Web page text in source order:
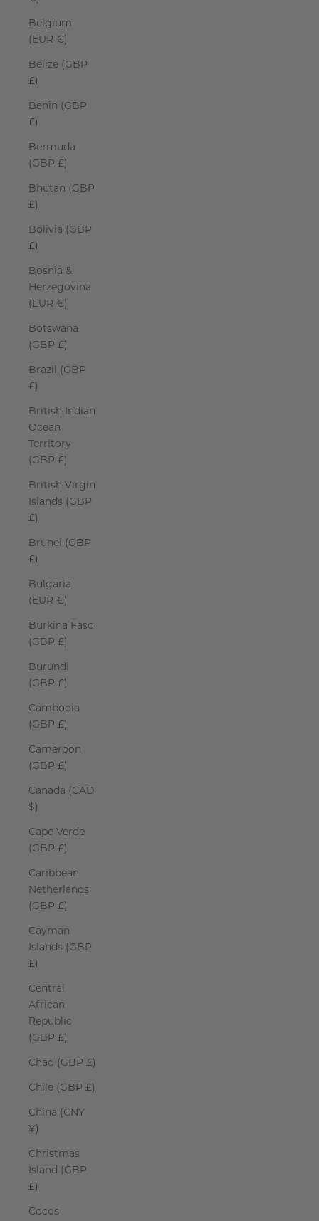
Belgium
(EUR €)
Belize (GBP
£)
Benin (GBP
£)
Bermuda
(GBP £)
Bhutan (GBP
£)
Bolivia (GBP
£)
Bosnia &
Herzegovina
(EUR €)
Botswana
(GBP £)
Brazil (GBP
£)
British Indian
Ocean
Territory
(GBP £)
British Virgin
Islands (GBP
£)
Brunei (GBP
£)
Bulgaria
(EUR €)
Burkina Faso
(GBP £)
Burundi
(GBP £)
Cambodia
(GBP £)
Cameroon
(GBP £)
Canada (CAD
$)
Cape Verde
(GBP £)
Caribbean
Netherlands
(GBP £)
Cayman
Islands (GBP
£)
Central
African
Republic
(GBP £)
Chad (GBP £)
Chile (GBP £)
China (CNY
¥)
Christmas
Island (GBP
£)
Cocos